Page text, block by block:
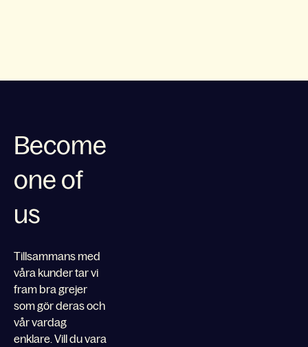
Become
one of
us
Tillsammans med
våra kunder tar vi
fram bra grejer
som gör deras och
vår vardag
enklare. Vill du vara